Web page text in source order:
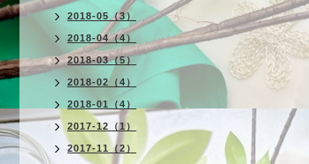
2018-05（3）
2018-04（4）
2018-03（5）
2018-02（4）
2018-01（4）
2017-12（1）
2017-11（2）